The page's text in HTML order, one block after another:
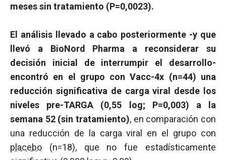
meses sin tratamiento (P=0,0023).
El análisis llevado a cabo posteriormente -y que
llevó a BioNord Pharma a reconsiderar su
decisión inicial de interrumpir el desarrollo-
encontró en el grupo con Vacc-4x (n=44) una
reducción significativa de carga viral desde los
niveles pre-TARGA (0,55 log; P=0,003) a la
semana 52 (sin tratamiento), en comparación con
una reducción de la carga viral en el grupo con
placebo (n=18), que no fue estadísticamente